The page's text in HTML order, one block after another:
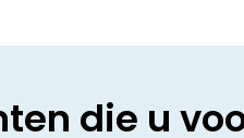
die u